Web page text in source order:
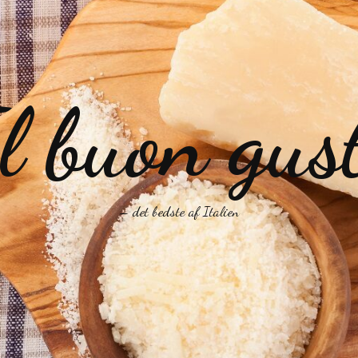
– det bedste af Italien